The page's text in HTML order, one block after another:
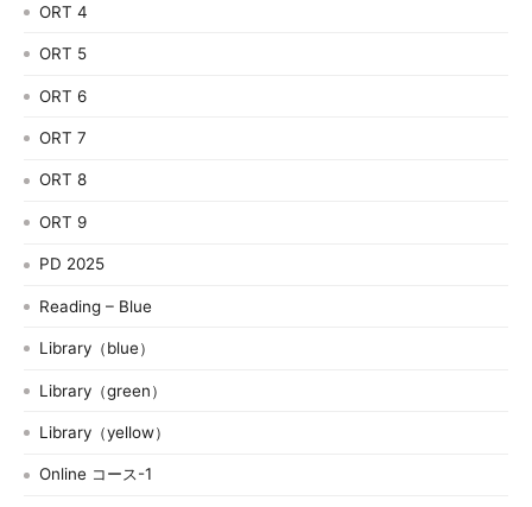
ORT 4
ORT 5
ORT 6
ORT 7
ORT 8
ORT 9
PD 2025
Reading – Blue
Library（blue）
Library（green）
Library（yellow）
Online コース-1